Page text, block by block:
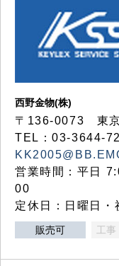
西野金物(株)
〒136-0073 東京
TEL：
営業時間：平日
00
定休日：日曜日・
販売可 工事